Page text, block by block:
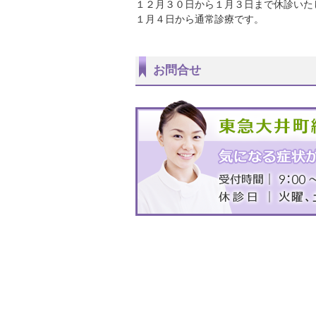
１２月３０日から１月３日まで休診い
１月４日から通常診療です。
お問合せ